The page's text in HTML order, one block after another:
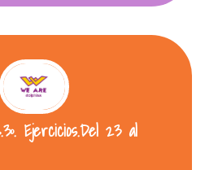
Ejercicios.Del 23 al